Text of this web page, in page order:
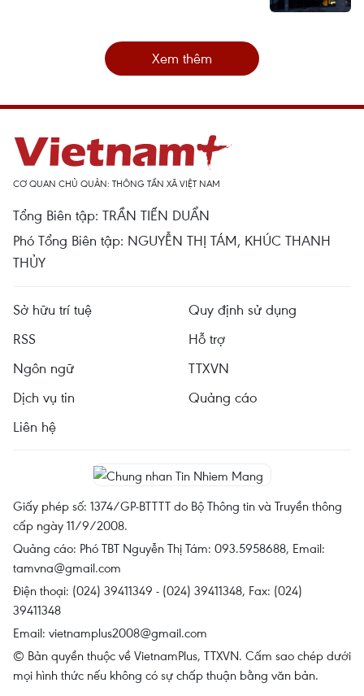
Xem thêm
CƠ QUAN CHỦ QUẢN: THÔNG TẤN XÃ VIỆT NAM
Tổng Biên tập: TRẦN TIẾN DUẨN
Phó Tổng Biên tập: NGUYỄN THỊ TÁM, KHÚC THANH
THỦY
Sở hữu trí tuệ
Quy định sử dụng
RSS
Hỗ trợ
Ngôn ngữ
TTXVN
Dịch vụ tin
Quảng cáo
Liên hệ
Giấy phép số: 1374/GP-BTTTT do Bộ Thông tin và Truyền thông
cấp ngày 11/9/2008.
Quảng cáo: Phó TBT Nguyễn Thị Tám: 093.5958688, Email:
tamvna@gmail.com
Điện thoại: (024) 39411349 - (024) 39411348, Fax: (024)
39411348
Email: vietnamplus2008@gmail.com
© Bản quyền thuộc về VietnamPlus, TTXVN. Cấm sao chép dưới
mọi hình thức nếu không có sự chấp thuận bằng văn bản.